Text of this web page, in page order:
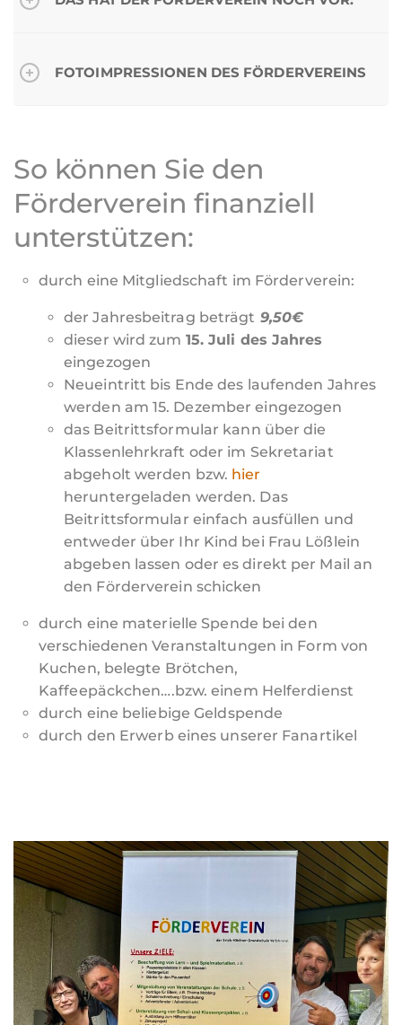
FOTOIMPRESSIONEN DES FÖRDERVEREINS
So können Sie den
Förderverein finanziell
unterstützen:
durch eine Mitgliedschaft im Förderverein:
der Jahresbeitrag beträgt 9,50€
dieser wird zum 15. Juli des Jahres
eingezogen
Neueintritt bis Ende des laufenden Jahres
werden am 15. Dezember eingezogen
das Beitrittsformular kann über die
Klassenlehrkraft oder im Sekretariat
abgeholt werden bzw. hier
heruntergeladen werden. Das
Beitrittsformular einfach ausfüllen und
entweder über Ihr Kind bei Frau Lößlein
abgeben lassen oder es direkt per Mail an
den Förderverein schicken
durch eine materielle Spende bei den
verschiedenen Veranstaltungen in Form von
Kuchen, belegte Brötchen,
Kaffeepäckchen….bzw. einem Helferdienst
durch eine beliebige Geldspende
durch den Erwerb eines unserer Fanartikel